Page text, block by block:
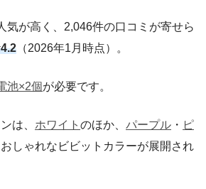
気が高く、2,046件の口コミが寄せら
（2026年1月時点）。
池×2個が必要です。
は、 ホワイト のほか、 パープル ・ ピ
しゃれなビビットカラーが展開され